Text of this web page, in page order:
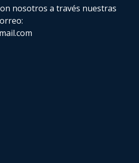
nosotros a través nuestras